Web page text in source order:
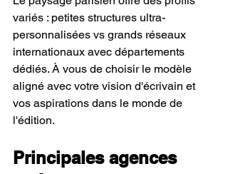
variés : petites structures ultra-
personnalisées vs grands réseaux
internationaux avec départements
dédiés. À vous de choisir le modèle
aligné avec votre vision d'écrivain et
vos aspirations dans le monde de
l'édition.
Principales agences